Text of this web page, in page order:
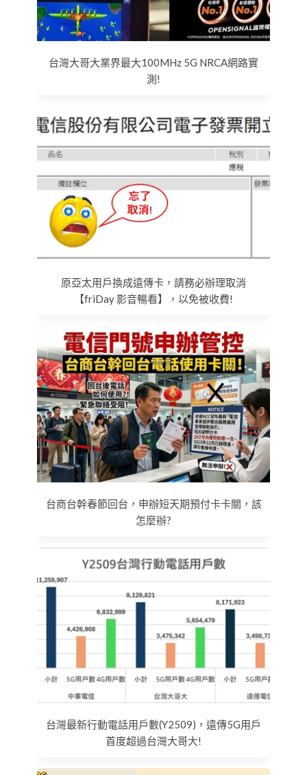
台灣大哥大業界最大100MHz 5G NRCA網路實
測!
原亞太用戶換成遠傳卡，請務必辦理取消
【friDay 影音暢看】，以免被收費!
台商台幹春節回台，申辦短天期預付卡卡關，該
怎麼辦?
台灣最新行動電話用戶數(Y2509)，遠傳5G用戶
首度超過台灣大哥大!